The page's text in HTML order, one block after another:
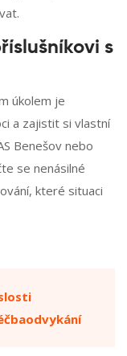
s
úkolem je
a zajistit si vlastní
Benešov nebo
se nenásilné
které situaci
odvykání